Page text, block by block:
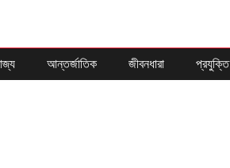
আন্তর্জাতিক জীবনধারা প্রযুক্তি